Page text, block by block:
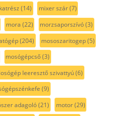
(14) mixer szár(7)
mora (22) morzsaporszívó(3)
(204) mososzaritogep(5)
mosógépcső(3)
leeresztő szivattyú(6)
(9)
adagoló(21) motor(29)